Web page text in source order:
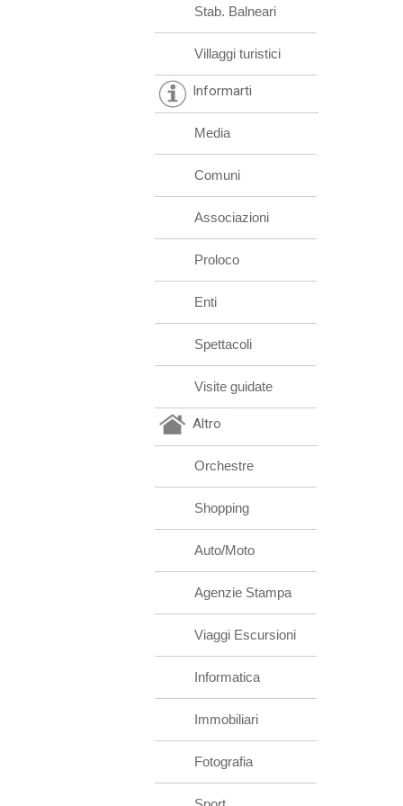
Stab. Balneari
Villaggi turistici
Informarti
Media
Comuni
Associazioni
Proloco
Enti
Spettacoli
Visite guidate
Altro
Orchestre
Shopping
Auto/Moto
Agenzie Stampa
Viaggi Escursioni
Informatica
Immobiliari
Fotografia